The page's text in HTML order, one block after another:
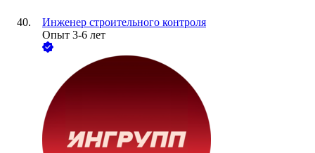
Инженер строительного контроля
Опыт 3-6 лет